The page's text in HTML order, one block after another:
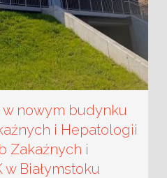
nowym budynku
i Hepatologii
Zakaźnych i
Białymstoku